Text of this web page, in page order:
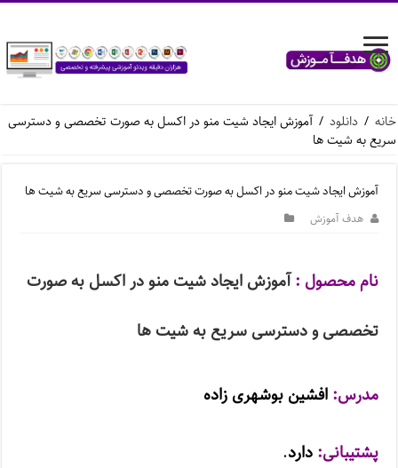
خانه / دانلود / آموزش ایجاد شیت منو در اکسل به صورت تخصصی و دسترسی
سریع به شیت ها
آموزش ایجاد شیت منو در اکسل به صورت تخصصی و دسترسی سریع به شیت ها
هدف آموزش
نام محصول :آموزش ایجاد شیت منو در اکسل به صورت
تخصصی و دسترسی سریع به شیت ها
مدرس:افشین بوشهری زاده
پشتیبانی:دارد.